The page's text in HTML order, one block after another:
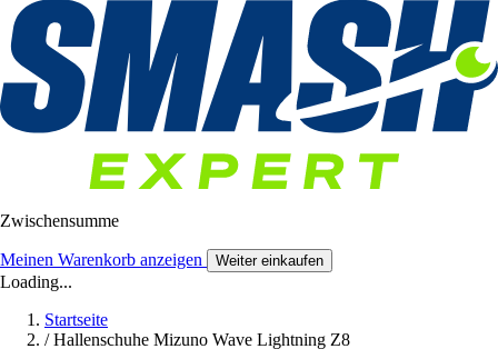
Zwischensumme
Meinen Warenkorb anzeigen Weiter einkaufen
Loading...
Startseite
/ Hallenschuhe Mizuno Wave Lightning Z8